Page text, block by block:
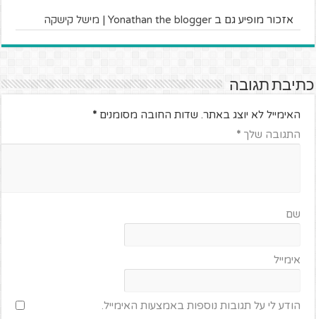
אזכור מופיע גם בYonathan the blogger | מישל קישקה
כתיבת תגובה
האימייל לא יוצג באתר. שדות החובה מסומנים*
התגובה שלך*
שם
אימייל
הודע לי על תגובות נוספות באמצעות האימייל.